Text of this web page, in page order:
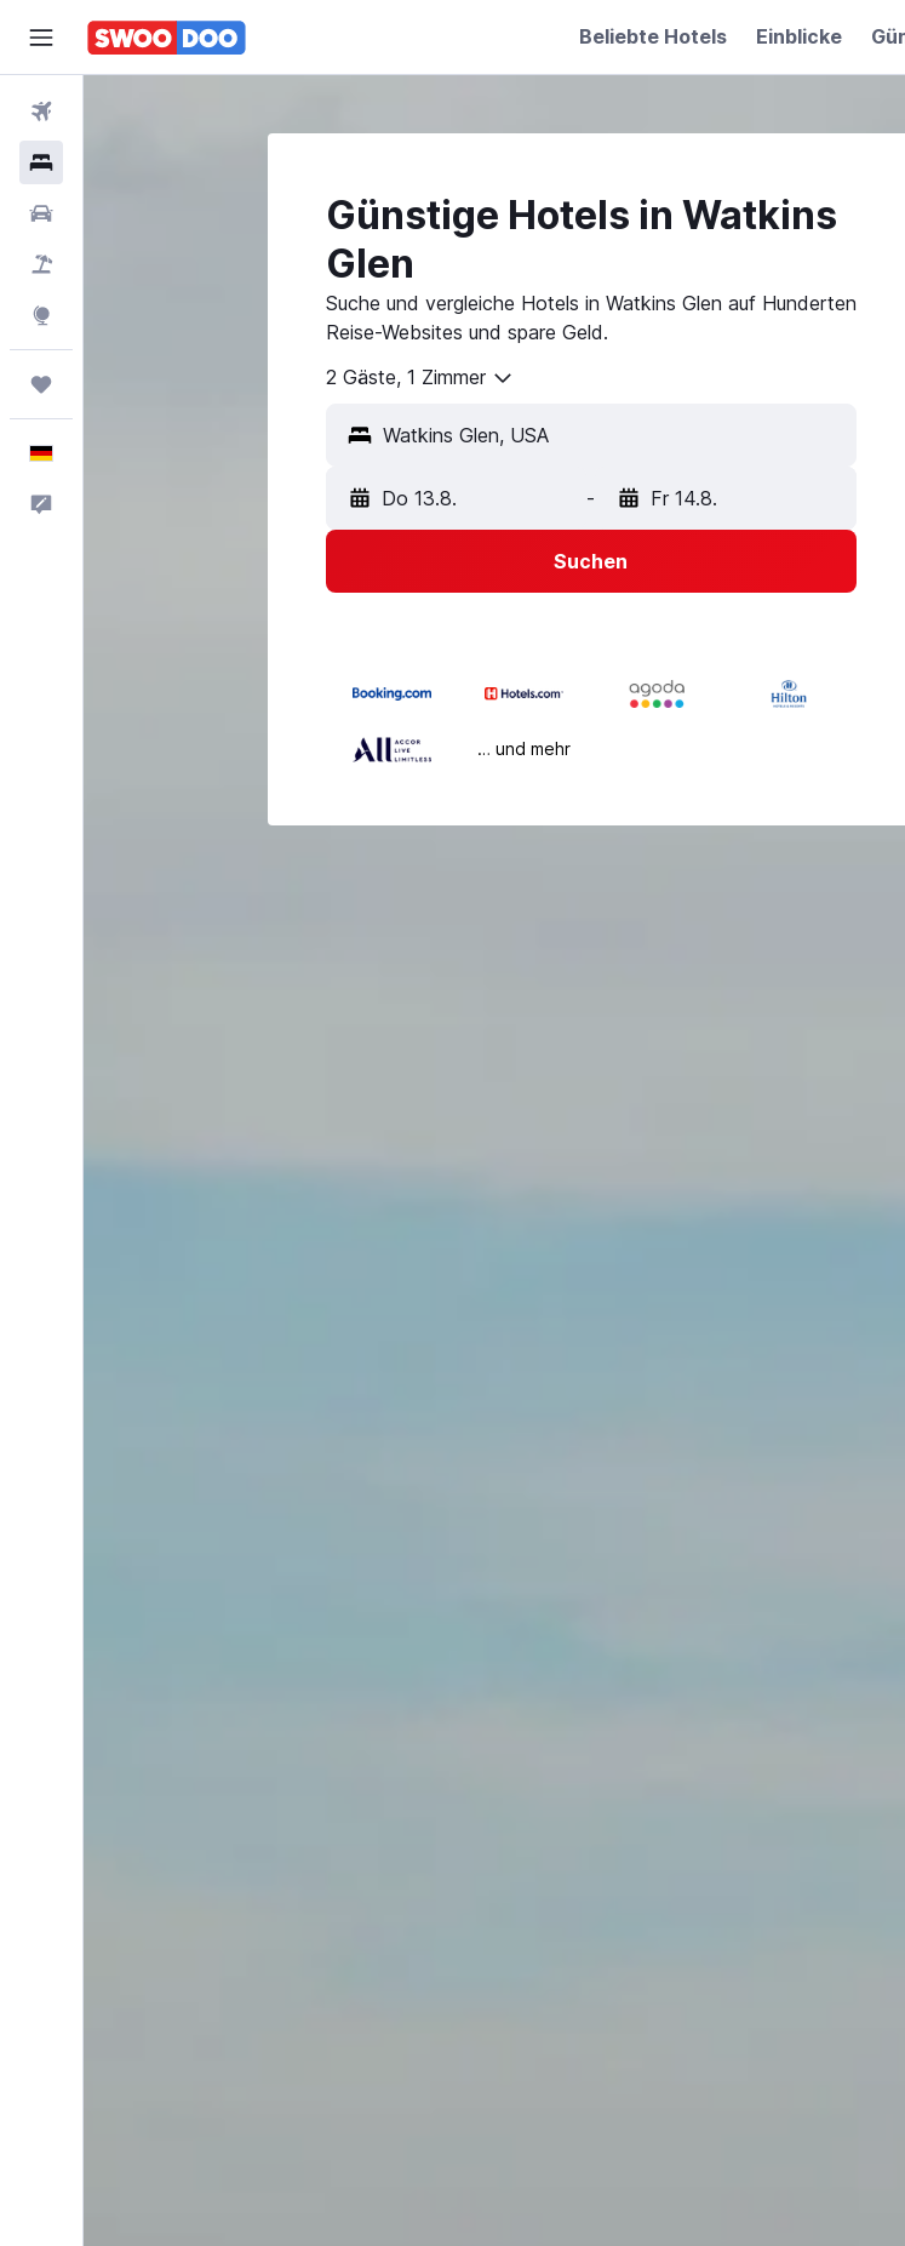
Beliebte Hotels Einblicke
Günstige Hotels in Watkins
Glen
Suche und vergleiche Hotels in Watkins Glen auf Hunderten
Reise-Websites und spare Geld.
2 Gäste, 1 Zimmer
Do 13.8. - Fr 14.8.
Suchen
… und mehr